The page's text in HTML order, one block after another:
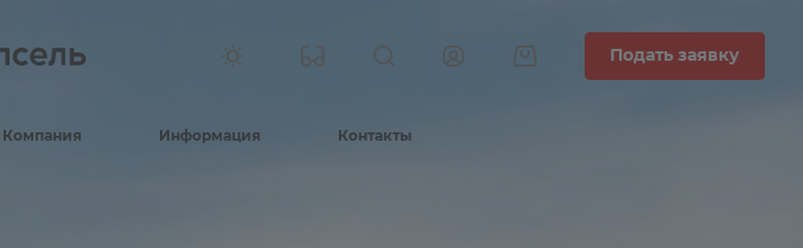
Подать заявку
Компания Информация Контакты